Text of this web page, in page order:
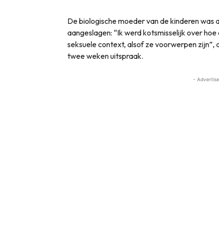
De biologische moeder van de kinderen
aangeslagen: “Ik werd kotsmisselijk over
seksuele context, alsof ze voorwerpen
twee weken uitspraak.
-